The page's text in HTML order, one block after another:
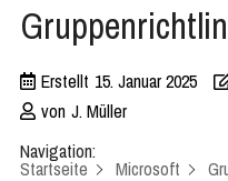
Erstellt 15. Januar 2025
von J. Müller
Navigation:
Startseite Microsoft